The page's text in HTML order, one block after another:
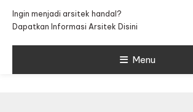
Ingin menjadi arsitek handal?
Dapatkan Informasi Arsitek Disini
Menu